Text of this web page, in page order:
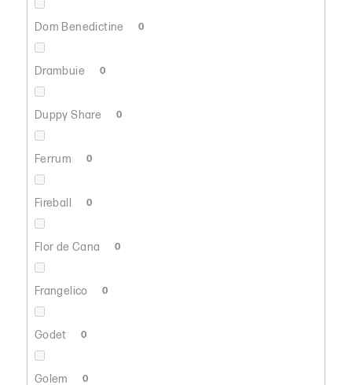
Dom Benedictine 0
Drambuie 0
Duppy Share 0
Ferrum 0
Fireball 0
Flor de Cana 0
Frangelico 0
Godet 0
Golem 0